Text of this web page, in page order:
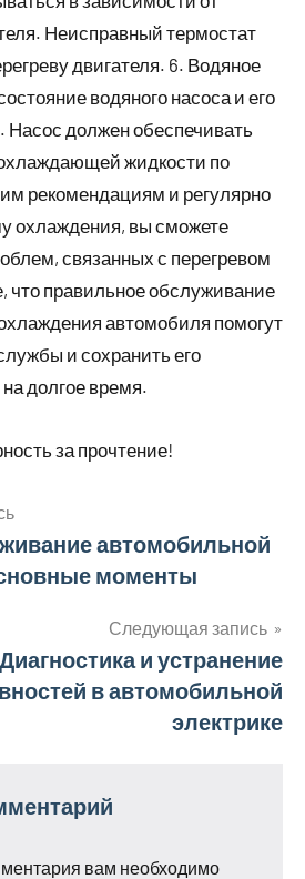
Неисправный термостат
двигателя. 6. Водяное
водяного насоса и его
Насос должен обеспечивать
жидкости по
рекомендациям и регулярно
охлаждения, вы сможете
связанных с перегревом
что правильное обслуживание
автомобиля помогут
и сохранить его
долгое время.
за прочтение!
автомобильной
моменты
Следующая запись
Диагностика и устранение
в автомобильной
электрике
вам необходимо